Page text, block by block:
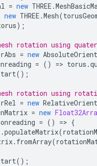
= new THREE .
new THREE .Mesh(
);
rotation using
= new
= () => torus .
();
rotation using
= new
= new
onreading = () => {
.populateMatrix(
. fromArray(
();